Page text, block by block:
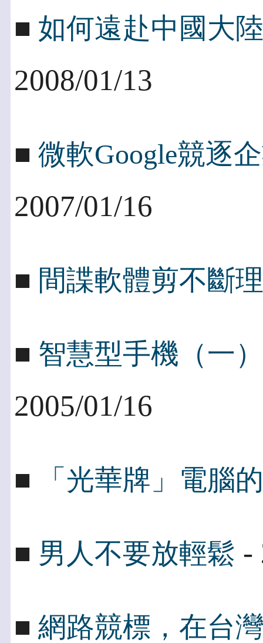
■ 如何遠赴中國大
2008/01/13
■ 微軟Google競逐
2007/01/16
■ 間諜軟體剪不斷
■ 智慧型手機（一
2005/01/16
■ 「光華牌」電腦
■ 男人不要放輕鬆 -
■ 網路競標，在台